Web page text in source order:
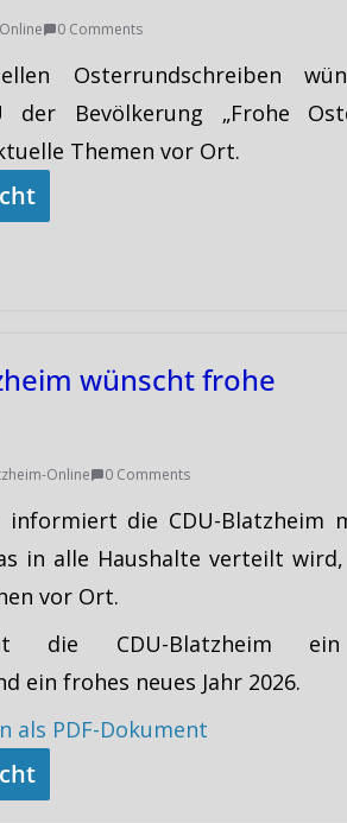
0 Comments
Osterrundschreiben
der Bevölkerung „Frohe
Themen vor Ort.
wünscht frohe
Online 0 Comments
informiert die CDU-Blatzheim
in alle Haushalte verteilt
vor Ort.
die CDU-Blatzheim
ein frohes neues Jahr 2026.
als PDF-Dokument